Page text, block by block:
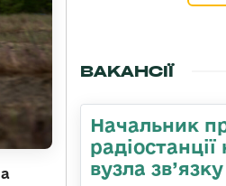
ВАКАНСІЇ
Начальник
вузла зв’язку